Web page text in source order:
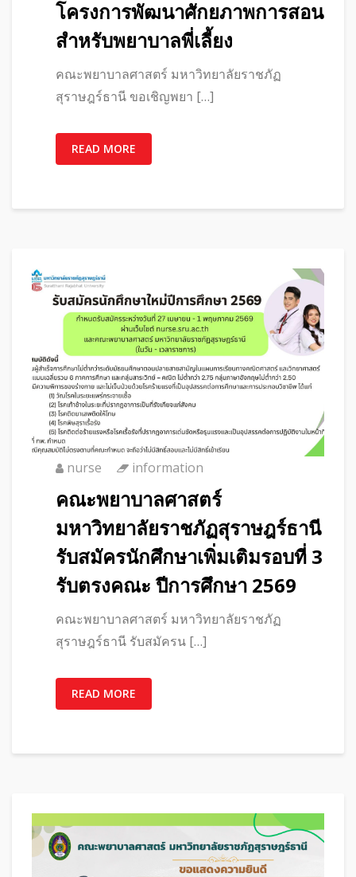
โครงการพัฒนาศักยภาพการสอน
สำหรับพยาบาลพี่เลี้ยง
คณะพยาบาลศาสตร์ มหาวิทยาลัยราชภัฏ
สุราษฎร์ธานี ขอเชิญพยา […]
READ MORE
nurse information
คณะพยาบาลศาสตร์
มหาวิทยาลัยราชภัฏสุราษฎร์ธานี
รับสมัครนักศึกษาเพิ่มเติมรอบที่ 3
รับตรงคณะ ปีการศึกษา 2569
คณะพยาบาลศาสตร์ มหาวิทยาลัยราชภัฏ
สุราษฎร์ธานี รับสมัครน […]
READ MORE